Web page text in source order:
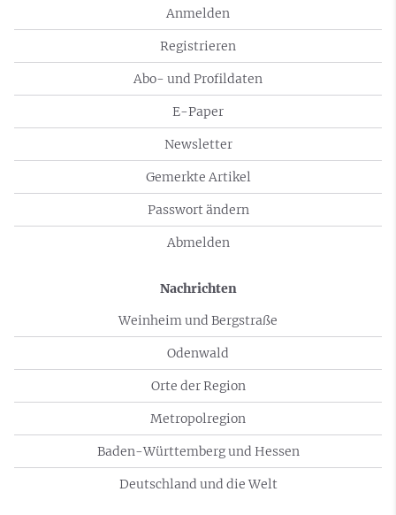
Anmelden
Registrieren
Abo- und Profildaten
E-Paper
Newsletter
Gemerkte Artikel
Passwort ändern
Abmelden
Nachrichten
Weinheim und Bergstraße
Odenwald
Orte der Region
Metropolregion
Baden-Württemberg und Hessen
Deutschland und die Welt